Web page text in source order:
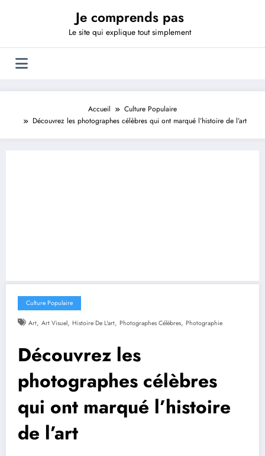
Je comprends pas
Le site qui explique tout simplement
Accueil
Culture Populaire
Découvrez les photographes célèbres qui ont marqué l’histoire de l’art
Culture Populaire
Art, Art Visuel, Histoire De L'art, Photographes Célèbres, Photographie
Découvrez les
photographes célèbres
qui ont marqué l’histoire
de l’art